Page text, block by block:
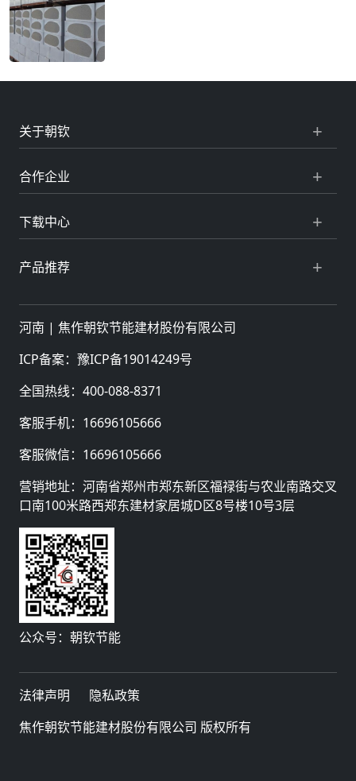
关于朝钦
合作企业
下载中心
产品推荐
河南 | 焦作朝钦节能建材股份有限公司
ICP备案： 豫ICP备19014249号
全国热线： 400-088-8371
客服手机： 16696105666
客服微信： 16696105666
营销地址：河南省郑州市郑东新区福禄街与农业南路交叉
口南100米路西郑东建材家居城D区8号楼10号3层
公众号：朝钦节能
法律声明
隐私政策
焦作朝钦节能建材股份有限公司 版权所有